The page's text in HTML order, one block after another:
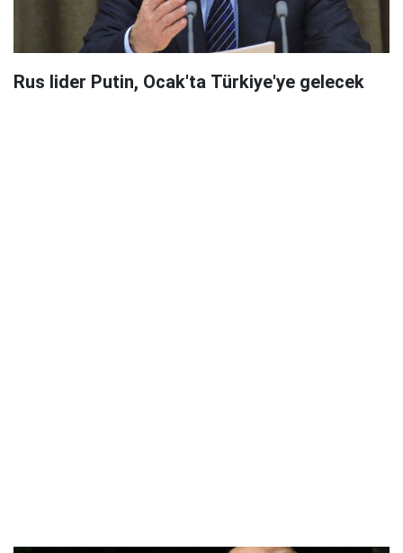
Rus lider Putin, Ocak'ta Türkiye'ye gelecek